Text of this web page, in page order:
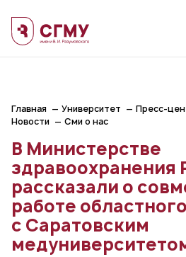
Главная Университет Пресс-
Новости
Сми о нас
В Министерстве
здравоохранения
рассказали о
работе
с Саратовским